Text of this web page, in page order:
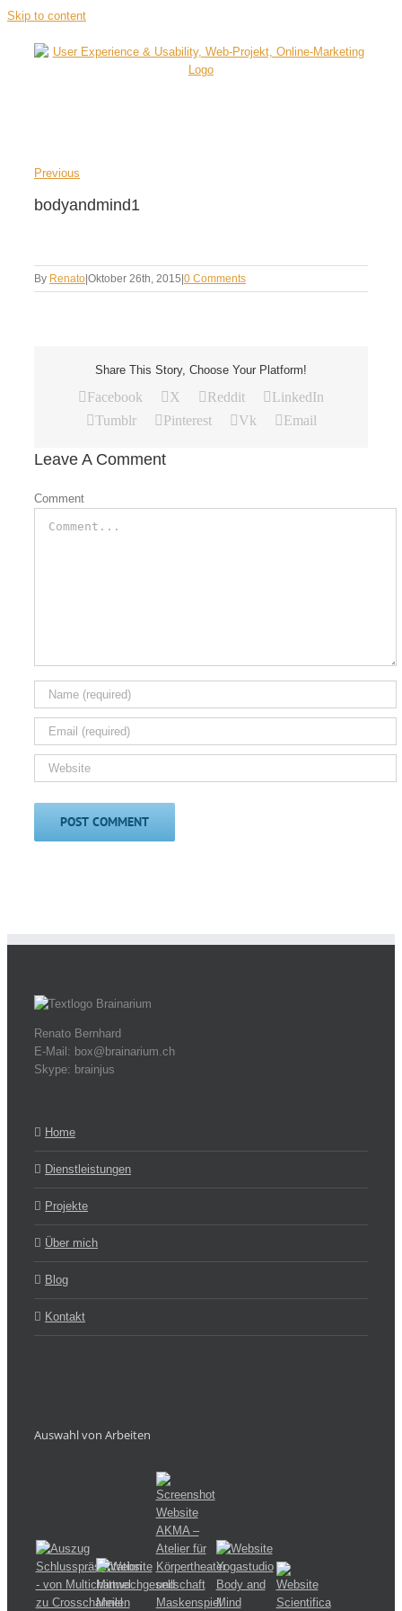
Skip to content
Previous
bodyandmind1
By Renato Oktober 26th, 2015 0 Comments
Share This Story, Choose Your Platform!
Facebook X Reddit
LinkedIn
Tumblr
Pinterest Vk Email
Leave A Comment
Comment
Renato Bernhard
E-Mail: box@brainarium.ch
Skype: brainjus
Home
Dienstleistungen
Projekte
Über mich
Blog
Kontakt
Auswahl von Arbeiten